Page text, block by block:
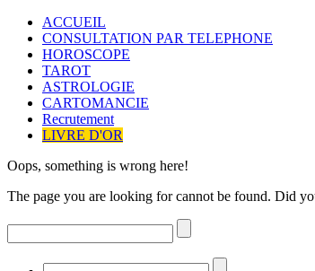
ACCUEIL
CONSULTATION PAR TELEPHONE
HOROSCOPE
TAROT
ASTROLOGIE
CARTOMANCIE
Recrutement
LIVRE D'OR
Oops, something is wrong here!
The page you are looking for cannot be found. Did